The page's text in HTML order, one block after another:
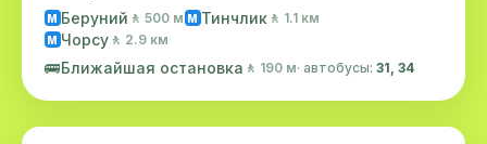
M Беруний 🚶 500 м M Тинчлик 🚶 1.1 км
M Чорсу 🚶 2.9 км
🚌Ближайшая остановка 🚶 190 м· автобусы: 31, 34